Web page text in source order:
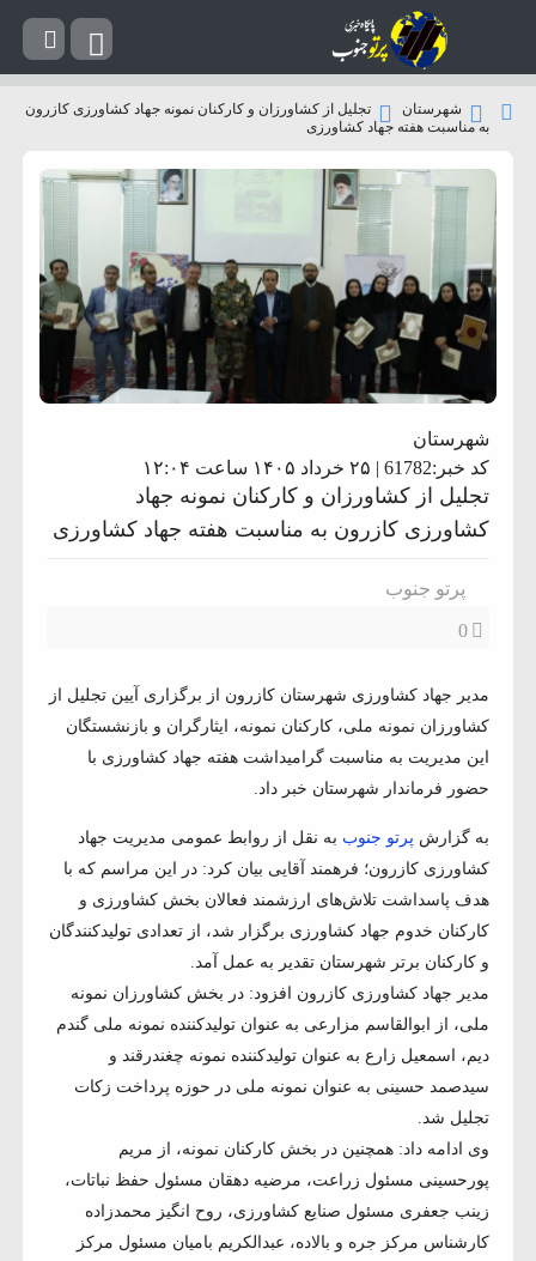
شهرستان
تجلیل از کشاورزان و کارکنان نمونه جهاد کشاورزی کازرون
به مناسبت هفته جهاد کشاورزی
شهرستان
کد خبر:61782 | ۲۵ خرداد ۱۴۰۵ ساعت ۱۲:۰۴
تجلیل از کشاورزان و کارکنان نمونه جهاد
کشاورزی کازرون به مناسبت هفته جهاد کشاورزی
پرتو جنوب
0
مدیر جهاد کشاورزی شهرستان کازرون از برگزاری آیین تجلیل از
کشاورزان نمونه ملی، کارکنان نمونه، ایثارگران و بازنشستگان
این مدیریت به مناسبت گرامیداشت هفته جهاد کشاورزی با
حضور فرماندار شهرستان خبر داد.
به گزارش پرتو جنوب به نقل از روابط عمومی مدیریت جهاد
کشاورزی کازرون؛ فرهمند آقایی بیان کرد: در این مراسم که با
هدف پاسداشت تلاش‌های ارزشمند فعالان بخش کشاورزی و
کارکنان خدوم جهاد کشاورزی برگزار شد، از تعدادی تولیدکنندگان
و کارکنان برتر شهرستان تقدیر به عمل آمد.
مدیر جهاد کشاورزی کازرون افزود: در بخش کشاورزان نمونه
ملی، از ابوالقاسم مزارعی به عنوان تولیدکننده نمونه ملی گندم
دیم، اسمعیل زارع به عنوان تولیدکننده نمونه چغندرقند و
سیدصمد حسینی به عنوان نمونه ملی در حوزه پرداخت زکات
تجلیل شد.
وی ادامه داد: همچنین در بخش کارکنان نمونه، از مریم
پورحسینی مسئول زراعت، مرضیه دهقان مسئول حفظ نباتات،
زینب جعفری مسئول صنایع کشاورزی، روح انگیز محمدزاده
کارشناس مرکز جره و بالاده، عبدالکریم بامیان مسئول مرکز